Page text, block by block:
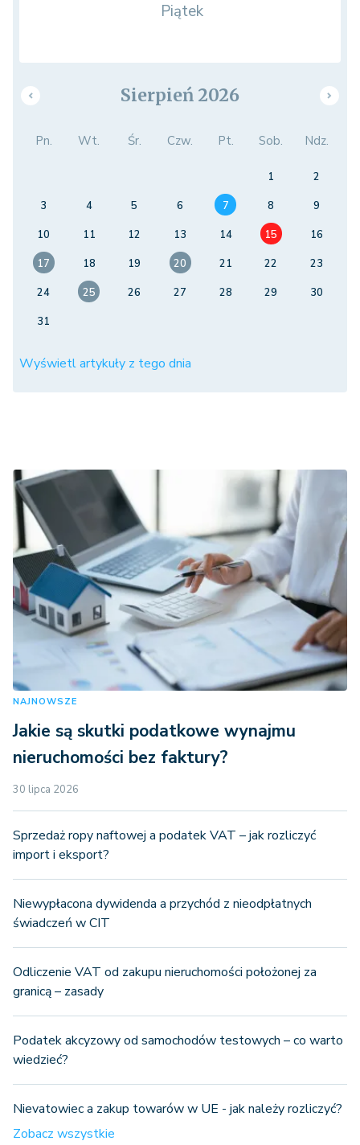
Piątek
Sierpień 2026
Pn. Wt. Śr. Czw. Pt. Sob. Ndz.
1
2
3
4 5 6 7 8
9
10
11 12 13 14 15
16
17
18 19 20 21 22
23
24
25 26 27 28 29
30
31
Wyświetl artykuły z tego dnia
NAJNOWSZE
Jakie są skutki podatkowe wynajmu
nieruchomości bez faktury?
30 lipca 2026
Sprzedaż ropy naftowej a podatek VAT – jak rozliczyć
import i eksport?
Niewypłacona dywidenda a przychód z nieodpłatnych
świadczeń w CIT
Odliczenie VAT od zakupu nieruchomości położonej za
granicą – zasady
Podatek akcyzowy od samochodów testowych – co warto
wiedzieć?
Nievatowiec a zakup towarów w UE - jak należy rozliczyć?
Zobacz wszystkie